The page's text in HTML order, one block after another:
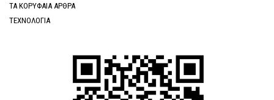
ΤΑ ΚΟΡΥΦΑΙΑ ΑΡΘΡΑ
ΤΕΧΝΟΛΟΓΙΑ